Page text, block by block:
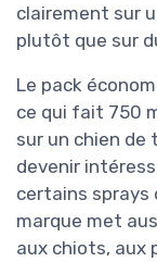
clairement sur
plutôt que sur
Le pack
ce qui fait 750
sur un chien de
devenir
certains
marque met
aux chiots, aux